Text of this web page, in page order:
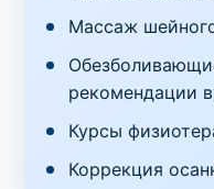
Массаж
рекомендации
Курсы
Коррекция